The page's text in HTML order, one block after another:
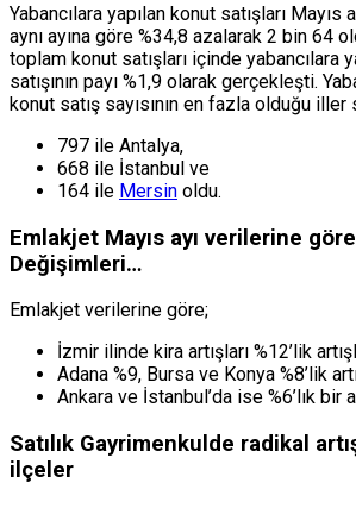
Yabancılara yapılan konut satışları Mayıs
aynı ayına göre %34,8 azalarak 2 bin 64
toplam konut satışları içinde yabancılara
satışının payı %1,9 olarak gerçekleşti.
konut satış sayısının en fazla olduğu iller
797 ile Antalya,
668 ile İstanbul ve
164 ile Mersin oldu.
Emlakjet Mayıs ayı verilerine
Değişimleri…
Emlakjet verilerine göre;
İzmir ilinde kira artışları %12’lik
Adana %9, Bursa ve Konya %8’lik
Ankara ve İstanbul’da ise %6’lık bir
Satılık Gayrimenkulde radikal
ilçeler